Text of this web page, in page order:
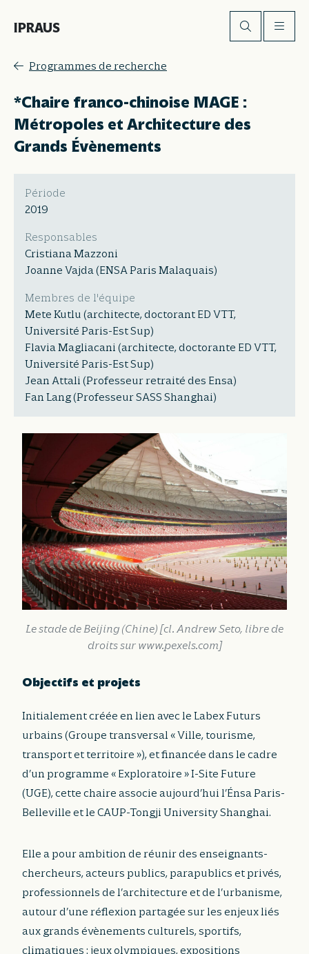
IPRAUS
Programmes de recherche
*Chaire franco-chinoise MAGE :
Métropoles et Architecture des
Grands Évènements
Période
2019
Responsables
Cristiana Mazzoni
Joanne Vajda (ENSA Paris Malaquais)
Membres de l'équipe
Mete Kutlu (architecte, doctorant ED VTT,
Université Paris-Est Sup)
Flavia Magliacani (architecte, doctorante ED VTT,
Université Paris-Est Sup)
Jean Attali (Professeur retraité des Ensa)
Fan Lang (Professeur SASS Shanghai)
Le stade de Beijing (Chine) [cl. Andrew Seto, libre de
droits sur www.pexels.com]
Objectifs et projets
Initialement créée en lien avec le Labex Futurs
urbains (Groupe transversal « Ville, tourisme,
transport et territoire »), et financée dans le cadre
d’un programme « Exploratoire » I-Site Future
(UGE), cette chaire associe aujourd’hui l’Énsa Paris-
Belleville et le CAUP-Tongji University Shanghai.
Elle a pour ambition de réunir des enseignants-
chercheurs, acteurs publics, parapublics et privés,
professionnels de l’architecture et de l’urbanisme,
autour d’une réflexion partagée sur les enjeux liés
aux grands évènements culturels, sportifs,
climatiques : jeux olympiques, expositions